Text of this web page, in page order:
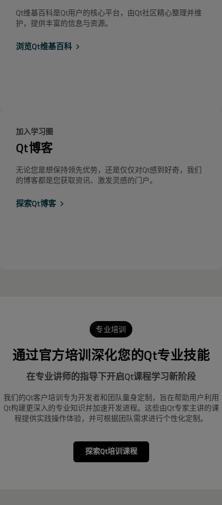
Qt维基百科是Qt用户的核心平台，由Qt社区精心整理并维
护，提供丰富的信息与资源。
浏览Qt维基百科
加入学习圈
Qt博客
无论您是想保持领先优势，还是仅仅对Qt感到好奇，我们
的博客都是您获取资讯、激发灵感的门户。
探索Qt博客
专业培训
通过官方培训深化您的Qt专业技能
在专业讲师的指导下开启Qt课程学习新阶段
我们的Qt客户培训专为开发者和团队量身定制，旨在帮助用户利用
Qt构建更深入的专业知识并加速开发进程。这些由Qt专家主讲的课
程提供实践操作体验，并可根据团队需求进行个性化定制。
探索Qt培训课程